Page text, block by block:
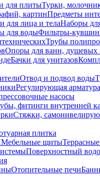
для плитыТурки,
картинПредметы
для лица и телаНаборы
для водыФильтры-
Трубы
Опоры для ванн, душевых
Бачки для унитазов
Отвод и подвод воды
Регулирующая арматура
насосы
фитинги внутренней
Стяжки,
плитка
Мебельные щиты
Поверхностный
Отопительные печи